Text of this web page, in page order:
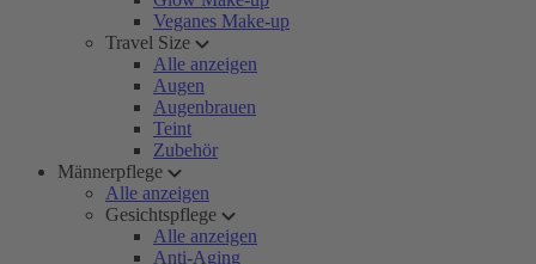
Veganes Make-up
Travel Size
Alle anzeigen
Augen
Augenbrauen
Teint
Zubehör
Männerpflege
Alle anzeigen
Gesichtspflege
Alle anzeigen
Anti-Aging